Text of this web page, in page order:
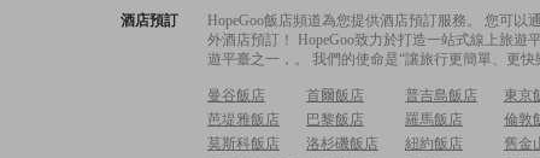
酒店預訂
HopeGoo飯店頻道為您提供酒店預訂服務。 您可
外酒店預訂！ HopeGoo致力於打造一站式線上旅
遊平臺之一，。 我們的使命是“讓旅行更簡單、更
曼谷飯店 首爾飯店 普吉島飯店
東京
芭堤雅飯店
巴黎飯店 羅馬飯店
倫敦
莫斯科飯店
洛杉磯飯店 紐約飯店
舊金